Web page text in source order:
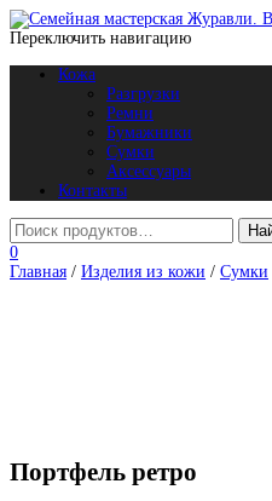
Переключить навигацию
Кожа
Разгрузки
Ремни
Бумажники
Сумки
Аксессуары
Контакты
0
Главная / Изделия из кожи / Сумки
Портфель ретро